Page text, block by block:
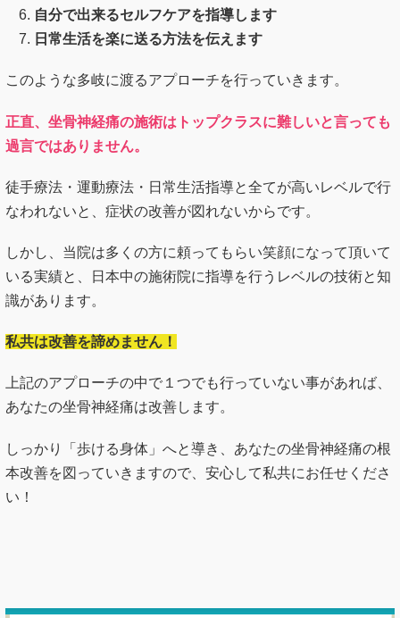
自分で出来るセルフケアを指導します
日常生活を楽に送る方法を伝えます
このような多岐に渡るアプローチを行っていきます。
正直、坐骨神経痛の施術はトップクラスに難しいと言っても
過言ではありません。
徒手療法・運動療法・日常生活指導と全てが高いレベルで行
なわれないと、症状の改善が図れないからです。
しかし、当院は多くの方に頼ってもらい笑顔になって頂いて
いる実績と、日本中の施術院に指導を行うレベルの技術と知
識があります。
私共は改善を諦めません！
上記のアプローチの中で１つでも行っていない事があれば、
あなたの坐骨神経痛は改善します。
しっかり「歩ける身体」へと導き、あなたの坐骨神経痛の根
本改善を図っていきますので、安心して私共にお任せくださ
い！